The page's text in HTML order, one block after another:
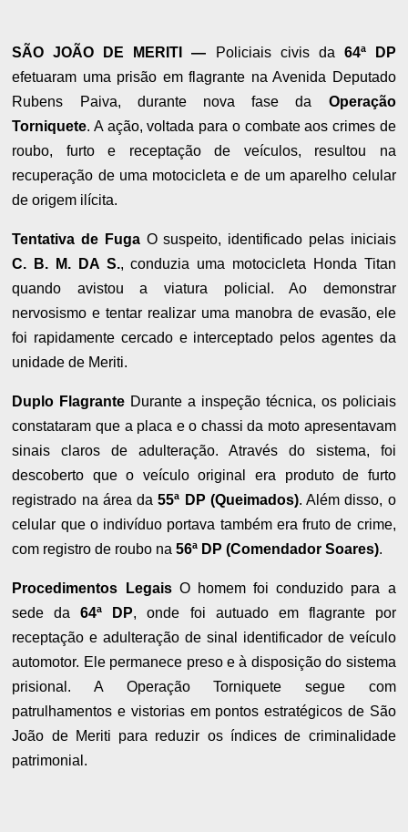
SÃO JOÃO DE MERITI — Policiais civis da 64ª DP
efetuaram uma prisão em flagrante na Avenida Deputado
Rubens Paiva, durante nova fase da Operação
Torniquete. A ação, voltada para o combate aos crimes de
roubo, furto e receptação de veículos, resultou na
recuperação de uma motocicleta e de um aparelho celular
de origem ilícita.
Tentativa de FugaO suspeito, identificado pelas iniciais
C. B. M. DA S., conduzia uma motocicleta Honda Titan
quando avistou a viatura policial. Ao demonstrar
nervosismo e tentar realizar uma manobra de evasão, ele
foi rapidamente cercado e interceptado pelos agentes da
unidade de Meriti.
Duplo Flagrante Durante a inspeção técnica, os policiais
constataram que a placa e o chassi da moto apresentavam
sinais claros de adulteração. Através do sistema, foi
descoberto que o veículo original era produto de furto
registrado na área da55ª DP (Queimados). Além disso, o
celular que o indivíduo portava também era fruto de crime,
com registro de roubo na56ª DP (Comendador Soares).
Procedimentos LegaisO homem foi conduzido para a
sede da64ª DP, onde foi autuado em flagrante por
receptação e adulteração de sinal identificador de veículo
automotor. Ele permanece preso e à disposição do sistema
prisional. A Operação Torniquete segue com
patrulhamentos e vistorias em pontos estratégicos de São
João de Meriti para reduzir os índices de criminalidade
patrimonial.